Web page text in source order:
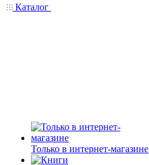
Каталог
Только в интернет-магазине